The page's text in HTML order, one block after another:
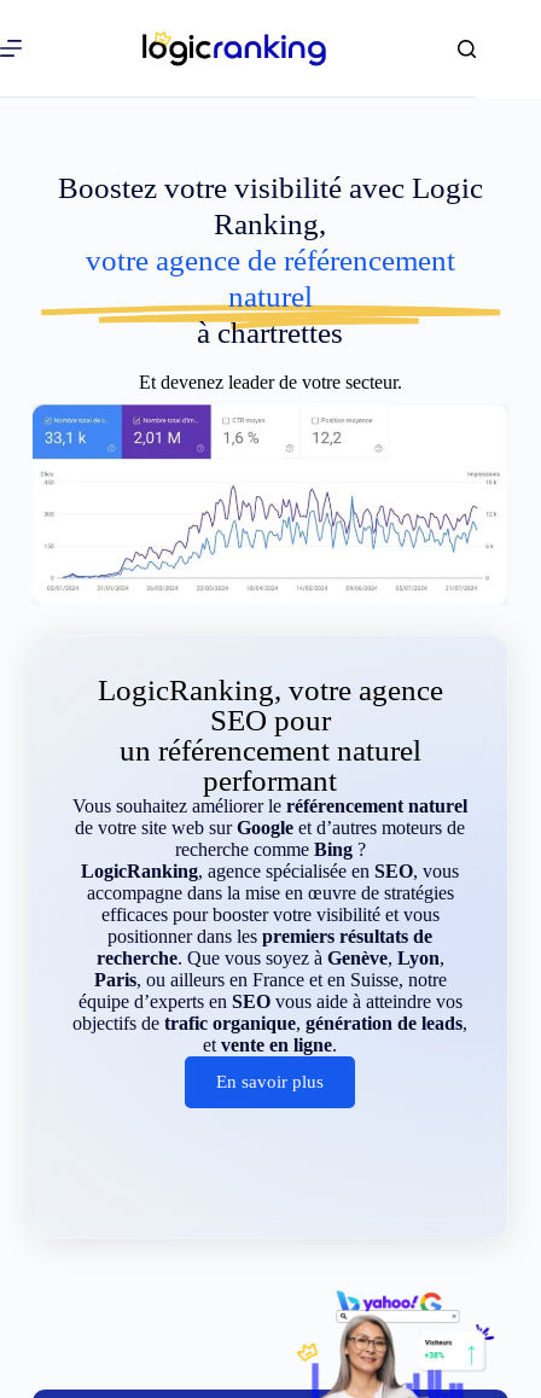
Boostez votre visibilité avec Logic
Ranking,
votre agence de référencement
naturel
à chartrettes
Et devenez leader de votre secteur.
LogicRanking, votre agence
SEO pour
un référencement naturel
performant
Vous souhaitez améliorer leréférencement naturel
de votre site web surGoogle et d’autres moteurs de
recherche comme Bing?
LogicRanking, agence spécialisée enSEO, vous
accompagne dans la mise en œuvre de stratégies
efficaces pour booster votre visibilité et vous
positionner dans lespremiers résultats de
recherche. Que vous soyez à Genève, Lyon,
Paris, ou ailleurs en France et en Suisse, notre
équipe d’experts en SEOvous aide à atteindre vos
objectifs detrafic organique,génération de leads,
etvente en ligne.
En savoir plus